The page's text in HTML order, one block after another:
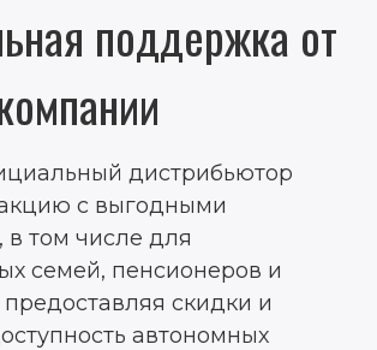
поддержка от
дистрибьютор
с выгодными
в том числе для
семей, пенсионеров и
предоставляя скидки и
автономных